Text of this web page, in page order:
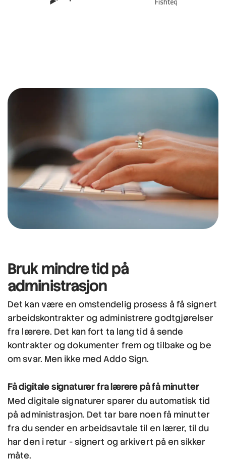
Bruk mindre tidpå
administrasjon
Det kan være en omstendelig prosess å få signert
arbeidskontrakter og administrere godtgjørelser
fra lærere. Det kan fort ta lang tid å sende
kontrakter og dokumenter frem og tilbake og be
om svar. Men ikke med Addo Sign.
Få digitale signaturer fra lærere på få minutter
Med digitale signaturer sparer du automatisk tid
på administrasjon. Det tar bare noen få minutter
fra du sender en arbeidsavtale til en lærer, til du
har den i retur - signert og arkivert på en sikker
måte.